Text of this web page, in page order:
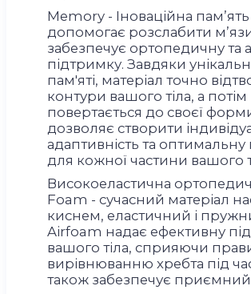
Memory - Іноваційна
допомогає розслабити
забезпечує ортопедичну та
підтримку. Завдяки
пам'яті, матеріал точно
контури вашого тіла, а
повертається до своєї
дозволяє створити
адаптивність та
для кожної частини вашого
Високоеластична
Foam - сучасний матеріал
киснем, еластичний і
Airfoam надає ефективну
вашого тіла, сприяючи
вирівнюванню хребта під
також забезпечує